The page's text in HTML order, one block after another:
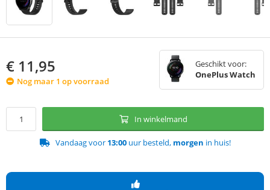
€ 11,95
Nog maar 1 op voorraad
Geschikt voor:
OnePlus Watch
In winkelmand
Vandaag voor 13:00uur besteld, morgen in huis!